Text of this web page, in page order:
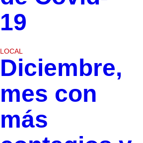
19
LOCAL
Diciembre,
mes con
más